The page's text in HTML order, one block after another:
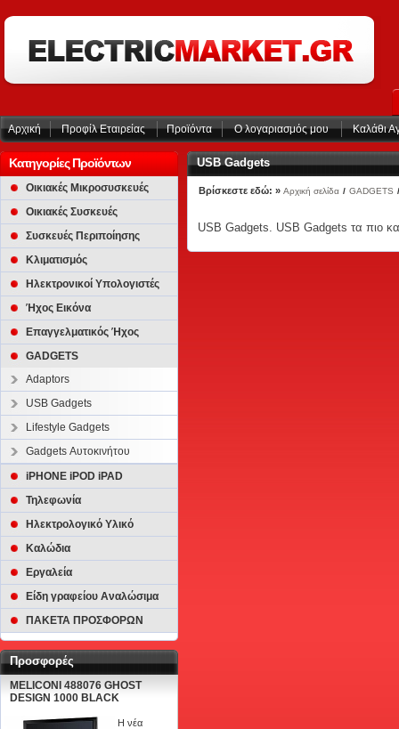
Αρχική Προφίλ Εταιρείας Προϊόντα Ο λογαριασμός μου Καλάθι
Κατηγορίες Προϊόντων
Οικιακές Μικροσυσκευές
Οικιακές Συσκευές
Συσκευές Περιποίησης
Κλιματισμός
Ηλεκτρονικοί Υπολογιστές
Ήχος Εικόνα
Επαγγελματικός Ήχος
GADGETS
Adaptors
USB Gadgets
Lifestyle Gadgets
Gadgets Αυτοκινήτου
iPHONE iPOD iPAD
Τηλεφωνία
Ηλεκτρολογικό Υλικό
Καλώδια
Εργαλεία
Είδη γραφείου Αναλώσιμα
ΠΑΚΕΤΑ ΠΡΟΣΦΟΡΩΝ
Προσφορές
MELICONI 488076 GHOST
DESIGN 1000 BLACK
Η νέα
USB Gadgets
Βρίσκεστε εδώ: » Αρχική σελίδα / GADGETS
USB Gadgets. USB Gadgets τα πιο